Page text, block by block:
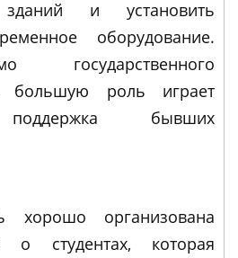
зданий и установить
оборудование.
большую роль играет
поддержка бывших
организована
о студентах, которая